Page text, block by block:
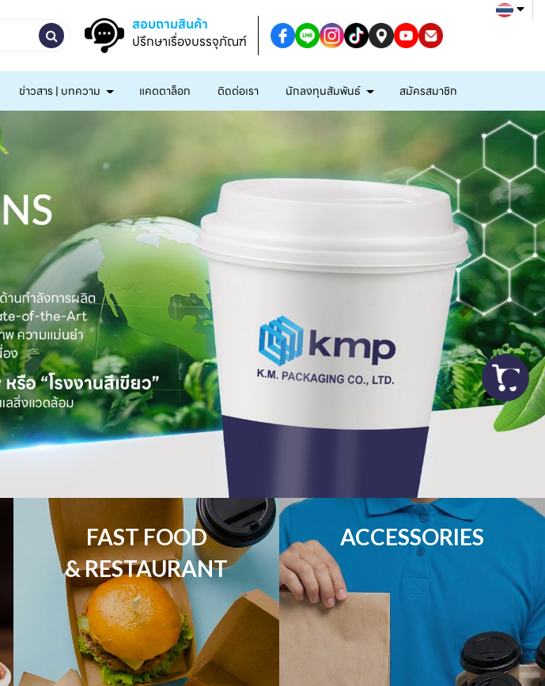
สอบถามสินค้า
ปรึกษาเรื่องบรรจุภัณฑ์
ข่าวสาร | บทความ แคตตาล็อก ติดต่อเรา นักลงทุนสัมพันธ์ สมัครสมาชิก
FAST FOOD
& RESTAURANT
ACCESSORIES